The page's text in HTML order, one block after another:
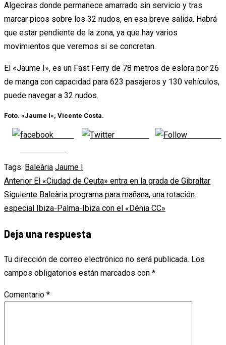
Algeciras donde permanece amarrado sin servicio y tras
marcar picos sobre los 32 nudos, en esa breve salida. Habrá
que estar pendiente de la zona, ya que hay varios
movimientos que veremos si se concretan.
El «Jaume I», es un Fast Ferry de 78 metros de eslora por 26
de manga con capacidad para 623 pasajeros y 130 vehículos,
puede navegar a 32 nudos.
Foto. «Jaume I», Vicente Costa.
Follow us
Tags: Baleària Jaume I
Navegación
de
Anterior El «Ciudad de Ceuta» entra en la grada de Gibraltar
Siguiente Baleària programa para mañana, una rotación
especial Ibiza-Palma-Ibiza con el «Dénia CC»
Deja una respuesta
Tu dirección de correo electrónico no será publicada. Los
campos obligatorios están marcados con *
Comentario *